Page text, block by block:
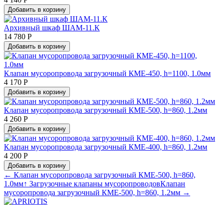
Добавить в корзину
Архивный шкаф ШАМ-11.К
14 780 Р
Добавить в корзину
Клапан мусоропровода загрузочный КМЕ-450, h=1100, 1.0мм
4 170 Р
Добавить в корзину
Клапан мусоропровода загрузочный КМЕ-500, h=860, 1.2мм
4 260 Р
Добавить в корзину
Клапан мусоропровода загрузочный КМЕ-400, h=860, 1.2мм
4 200 Р
Добавить в корзину
← Клапан мусоропровода загрузочный КМЕ-500, h=860,
1.0мм↑ Загрузочные клапаны мусоропроводовКлапан
мусоропровода загрузочный КМЕ-500, h=860, 1.2мм →